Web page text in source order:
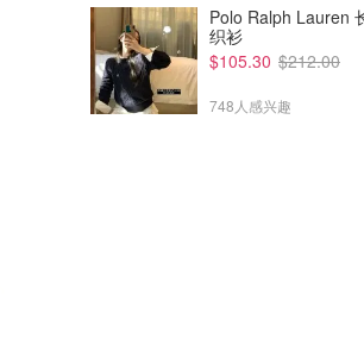
Polo Ralph Lauren 长袖麻花针
织衫
$105.30 $212.00
748人感兴趣